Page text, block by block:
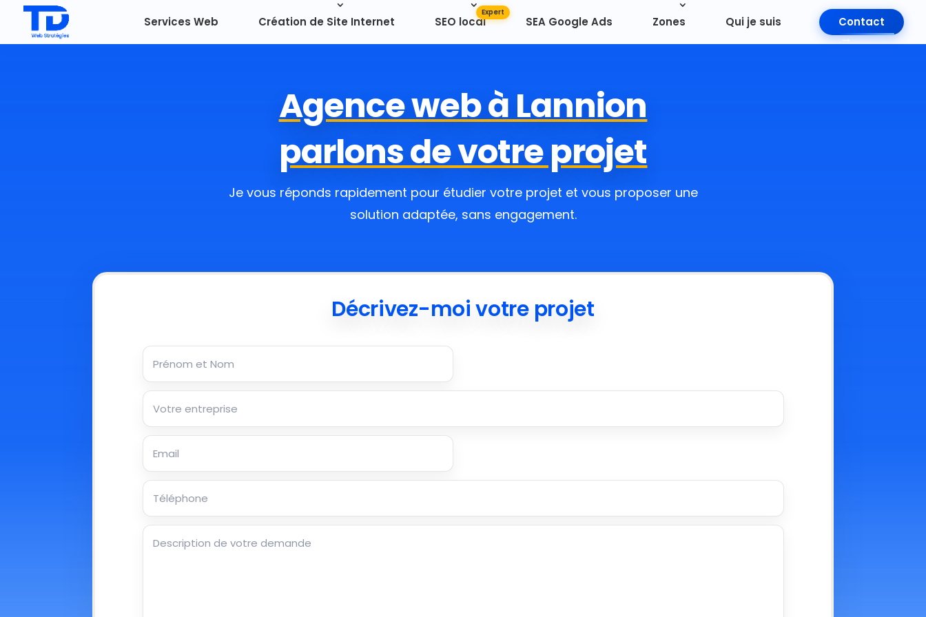
Services Web Création de Site Internet SEO local SEA Google Ads Zones Qui je suis Contact
Agence web à Lannion
parlons de votre projet
Je vous réponds rapidement pour étudier votre projet et vous proposer une
solution adaptée, sans engagement.
Décrivez-moi votre projet